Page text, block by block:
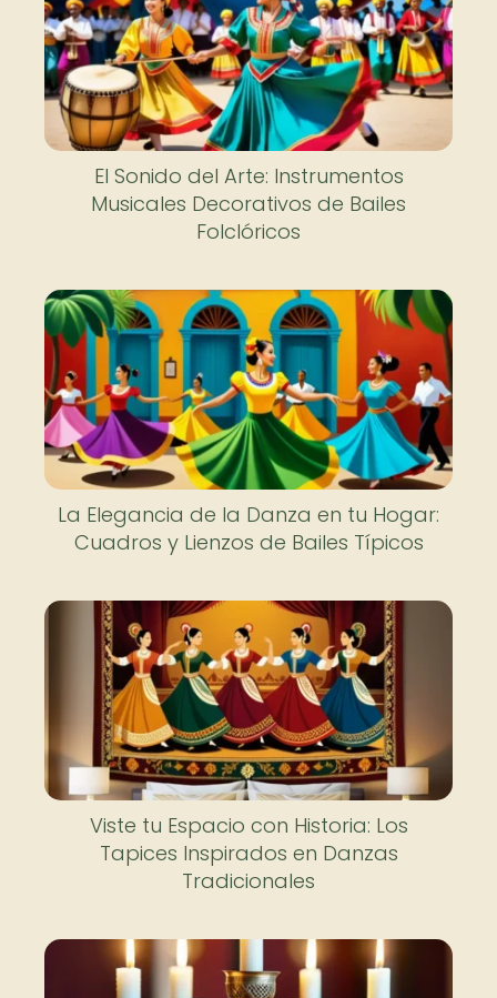
El Sonido del Arte: Instrumentos
Musicales Decorativos de Bailes
Folclóricos
La Elegancia de la Danza en tu Hogar:
Cuadros y Lienzos de Bailes Típicos
Viste tu Espacio con Historia: Los
Tapices Inspirados en Danzas
Tradicionales